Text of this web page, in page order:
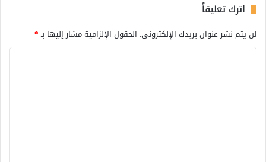
اترك تعليقاً
لن يتم نشر عنوان بريدك الإلكتروني. الحقول الإلزامية مشار إليها بـ*